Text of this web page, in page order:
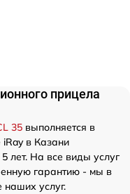
прицела
35 выполняется в
в Казани
лет. На все виды услуг
гарантию - мы в
наших услуг.